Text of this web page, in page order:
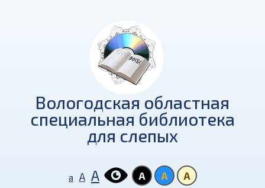
Вологодская областная
специальная библиотека
для слепых
а А А А А А